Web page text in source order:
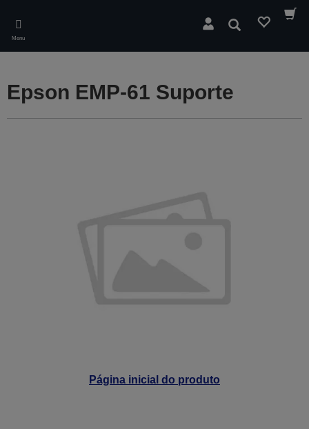
main
content
Menu
Pesquisar
Página inicial do produto
Epson EMP-61 Suporte